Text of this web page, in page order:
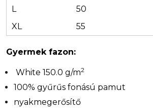
L
50
XL
55
Gyermek fazon:
White 150.0 g/m2
100% gyűrűs fonású pamut
nyakmegerősítő